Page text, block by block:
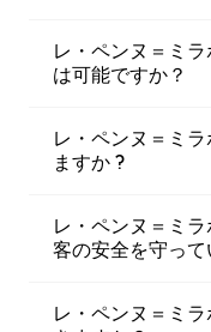
レ・ペンヌ＝ミ
は可能ですか？
レ・ペンヌ＝ミ
ますか ?
レ・ペンヌ＝ミ
客の安全を守って
レ・ペンヌ＝ミ